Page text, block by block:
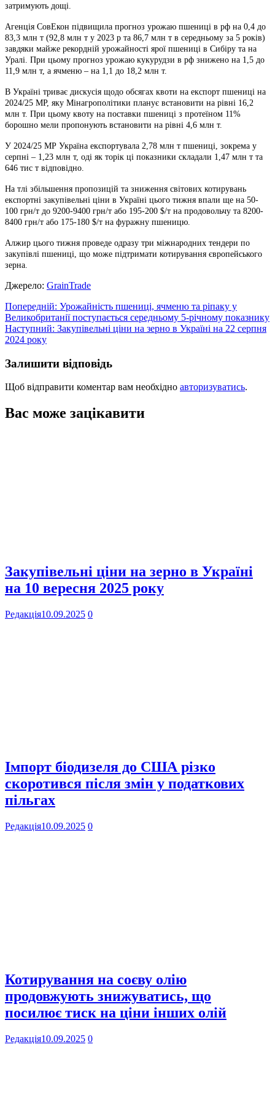
затримують дощі.
Агенція СовЕкон підвищила прогноз урожаю пшениці в рф на 0,4 до
83,3 млн т (92,8 млн т у 2023 р та 86,7 млн т в середньому за 5 років)
завдяки майже рекордній урожайності ярої пшениці в Сибіру та на
Уралі. При цьому прогноз урожаю кукурудзи в рф знижено на 1,5 до
11,9 млн т, а ячменю – на 1,1 до 18,2 млн т.
В Україні триває дискусія щодо обсягах квоти на експорт пшениці на
2024/25 МР, яку Мінагрополітики планує встановити на рівні 16,2
млн т. При цьому квоту на поставки пшениці з протеїном 11%
борошно мели пропонують встановити на рівні 4,6 млн т.
У 2024/25 МР Україна експортувала 2,78 млн т пшениці, зокрема у
серпні – 1,23 млн т, оді як торік ці показники складали 1,47 млн т та
646 тис т відповідно.
На тлі збільшення пропозицій та зниження світових котирувань
експортні закупівельні ціни в Україні цього тижня впали ще на 50-
100 грн/т до 9200-9400 грн/т або 195-200 $/т на продовольчу та 8200-
8400 грн/т або 175-180 $/т на фуражну пшеницю.
Алжир цього тижня проведе одразу три міжнародних тендери по
закупівлі пшениці, що може підтримати котирування європейського
зерна.
Джерело: GrainTrade
Навігація
записів
Попередній: Урожайність пшениці, ячменю та ріпаку у
Великобританії поступається середньому 5-річному показнику
Наступний: Закупівельні ціни на зерно в Україні на 22 серпня
2024 року
Залишити відповідь
Щоб відправити коментар вам необхідно авторизуватись.
Вас може зацікавити
Закупівельні ціни на зерно в Україні
на 10 вересня 2025 року
Редакція10.09.2025 0
Імпорт біодизеля до США різко
скоротився після змін у податкових
пільгах
Редакція10.09.2025 0
Котирування на соєву олію
продовжують знижуватись, що
посилює тиск на ціни інших олій
Редакція10.09.2025 0